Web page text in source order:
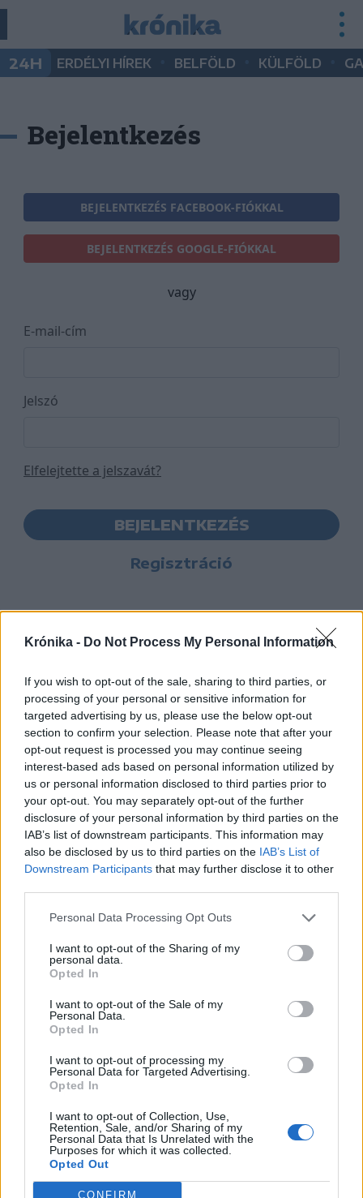
Krónika - Do Not Process My Personal Information
If you wish to opt-out of the sale, sharing to third parties, or
processing of your personal or sensitive information for
targeted advertising by us, please use the below opt-out
section to confirm your selection. Please note that after your
opt-out request is processed you may continue seeing
interest-based ads based on personal information utilized by
us or personal information disclosed to third parties prior to
your opt-out. You may separately opt-out of the further
disclosure of your personal information by third parties on the
IAB’s list of downstream participants. This information may
also be disclosed by us to third parties on the IAB’s List of
Downstream Participants that may further disclose it to other
Personal Data Processing Opt Outs
I want to opt-out of the Sharing of my
personal data.
Opted In
I want to opt-out of the Sale of my
Personal Data.
Opted In
I want to opt-out of processing my
Personal Data for Targeted Advertising.
Opted In
I want to opt-out of Collection, Use,
Retention, Sale, and/or Sharing of my
Personal Data that Is Unrelated with the
Purposes for which it was collected.
Opted Out
CONFIRM
24H ERDÉLYI HÍREK BELFÖLD KÜLFÖLD
Bejelentkezés
BEJELENTKEZÉS FACEBOOK-FIÓKKAL
BEJELENTKEZÉS GOOGLE-FIÓKKAL
vagy
E-mail-cím
Jelszó
Elfelejtette a jelszavát?
BEJELENTKEZÉS
Regisztráció
Hasznos
Impresszum
Szerzői jogok
Adatvédelmi tájékoztató
Cookie-kezelési tájékoztató
Nyomtatott lapjaink archívuma
Médiaajánlat
Sütibeállítások
Médiatér
Székely Sport
Liget
Bihari Napló